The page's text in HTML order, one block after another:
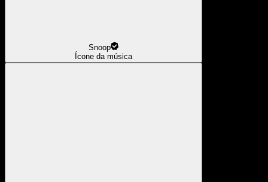
Snoop
Ícone da música